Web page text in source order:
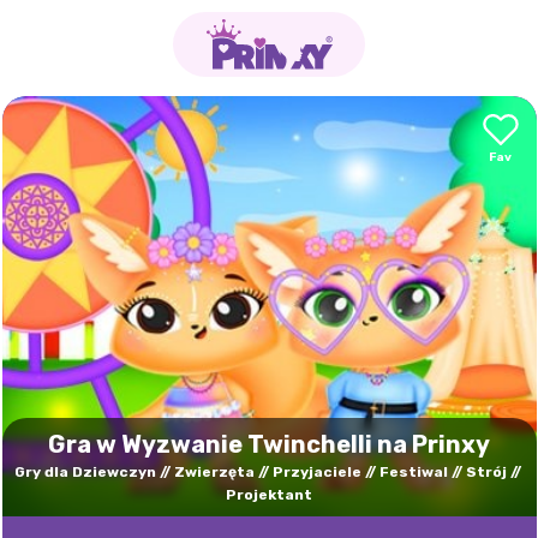
Gra w Wyzwanie Twinchelli na Prinxy
Gry dla Dziewczyn Zwierzęta Przyjaciele Festiwal
Strój
Projektant